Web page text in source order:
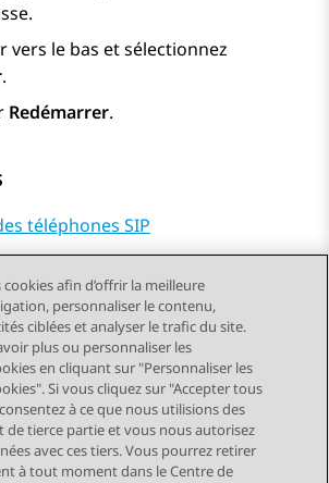
vers le bas et sélectionnez
.
Redémarrer.
téléphones SIP
sujet Sujet suivant
afin d’offrir la meilleure
personnaliser le contenu,
ciblées et analyser le trafic du site.
plus ou personnaliser les
en cliquant sur "Personnaliser les
Si vous cliquez sur "Accepter tous
à ce que nous utilisions des
de tierce partie et vous nous autorisez
avec ces tiers. Vous pourrez retirer
à tout moment dans le Centre de